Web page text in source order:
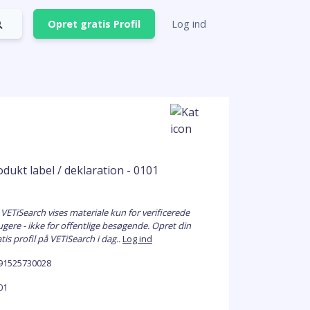
Opret gratis Profil Log ind
vises materiale kun for verificerede
- ikke for offentlige besøgende. Opret din
profil på VETiSearch i dag..Log ind